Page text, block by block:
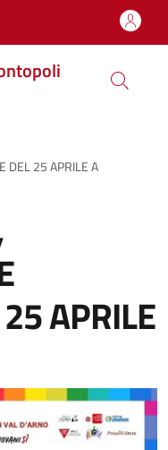
DEL 25 APRILE A
APRILE